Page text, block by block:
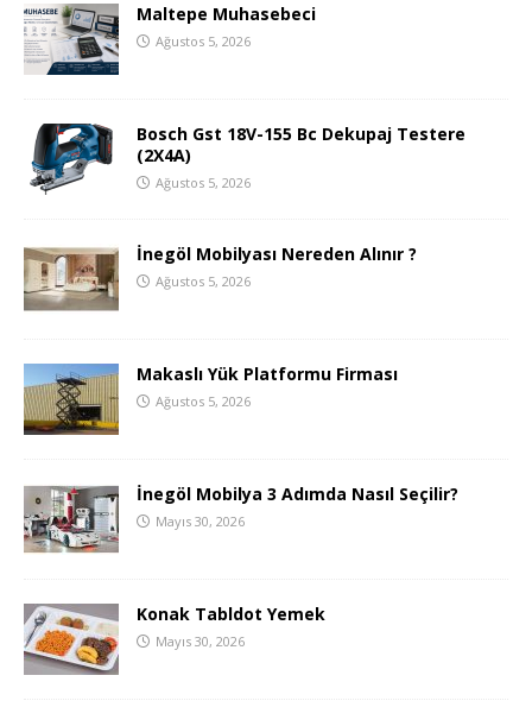
Maltepe Muhasebeci
Ağustos 5, 2026
Bosch Gst 18V-155 Bc Dekupaj Testere
(2X4A)
Ağustos 5, 2026
İnegöl Mobilyası Nereden Alınır ?
Ağustos 5, 2026
Makaslı Yük Platformu Firması
Ağustos 5, 2026
İnegöl Mobilya 3 Adımda Nasıl Seçilir?
Mayıs 30, 2026
Konak Tabldot Yemek
Mayıs 30, 2026